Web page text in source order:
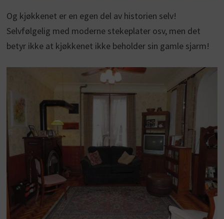
Og kjøkkenet er en egen del av historien selv!
Selvfølgelig med moderne stekeplater osv, men det
betyr ikke at kjøkkenet ikke beholder sin gamle sjarm!